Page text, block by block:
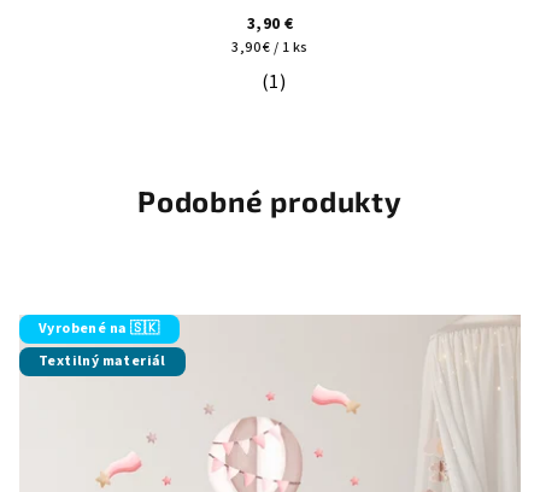
3,90 €
Jednotková
cena:
3,90 € / 1 ks
Priemerné hodnotenie produktu
(1)
Podobné produkty
Vyrobené na 🇸🇰
Textilný materiál